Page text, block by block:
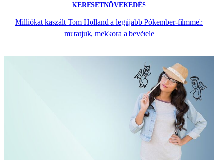
KERESETNÖVEKEDÉS
Milliókat kaszált Tom Holland a legújabb Pókember-filmmel:
mutatjuk, mekkora a bevétele